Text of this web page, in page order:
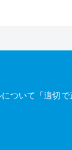
いて「適切